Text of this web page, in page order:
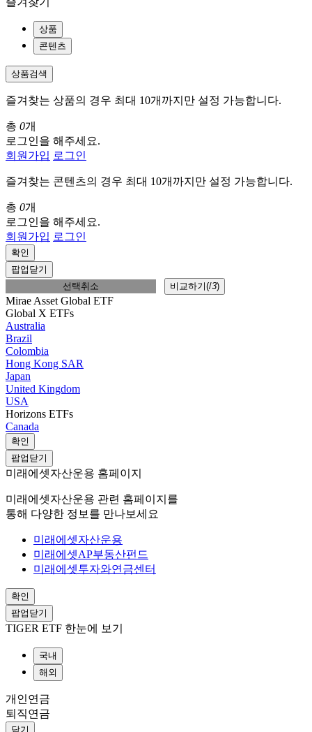
상품
콘텐츠
상품검색
즐겨찾는 상품의 경우 최대 10개까지만 설정 가능합니다.
총 0개
로그인을 해주세요.
회원가입 로그인
즐겨찾는 콘텐츠의 경우 최대 10개까지만 설정 가능합니다.
총 0개
로그인을 해주세요.
회원가입 로그인
확인
팝업닫기
선택취소
비교하기(/3)
Mirae Asset Global ETF
Global X ETFs
Australia
Brazil
Colombia
Hong Kong SAR
Japan
United Kingdom
USA
Horizons ETFs
Canada
확인
팝업닫기
미래에셋자산운용 홈페이지
미래에셋자산운용 관련 홈페이지를
통해 다양한 정보를 만나보세요
미래에셋자산운용
미래에셋AP부동산펀드
미래에셋투자와연금센터
확인
팝업닫기
TIGER ETF 한눈에 보기
국내
해외
개인연금
퇴직연금
닫기